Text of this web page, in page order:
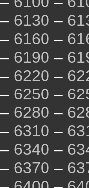
– 6130 –
– 6160 –
– 6190 –
– 6220 –
– 6250 –
– 6280 –
– 6310 –
– 6340 –
– 6370 –